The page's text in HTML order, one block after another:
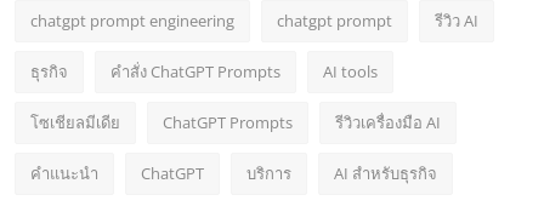
chatgpt prompt engineering chatgpt prompt รีวิว AI
ธุรกิจ คำสั่ง ChatGPT Prompts AI tools
โซเชียลมีเดีย ChatGPT Prompts รีวิวเครื่องมือ AI
คำแนะนำ ChatGPT บริการ AI สำหรับธุรกิจ